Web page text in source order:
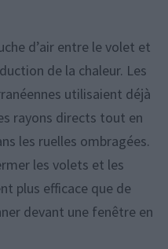
d’air entre le volet et
de la chaleur. Les
utilisaient déjà
rayons directs tout en
les ruelles ombragées.
les volets et les
plus efficace que de
devant une fenêtre en